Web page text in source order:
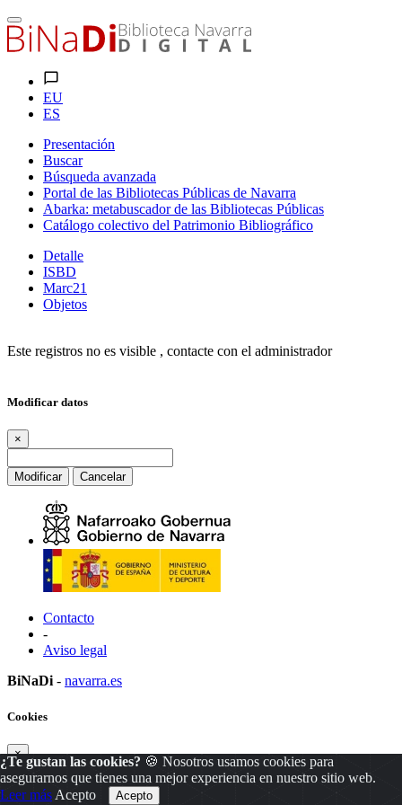
EU
ES
Presentación
Buscar
Búsqueda avanzada
Portal de las Bibliotecas Públicas de Navarra
Abarka: metabuscador de las Bibliotecas Públicas
Catálogo colectivo del Patrimonio Bibliográfico
Detalle
ISBD
Marc21
Objetos
Este registros no es visible , contacte con el administrador
Modificar datos
×
Modificar Cancelar
Contacto
-
Aviso legal
BiNaDi - navarra.es
¿Te gustan las cookies? 🍪 Nosotros usamos cookies para
asegurarnos que tienes una mejor experiencia en nuestro sitio web.
Leer más Acepto
Cookies
×